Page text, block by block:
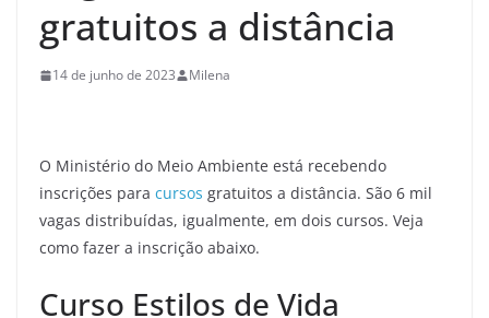
gratuitos a distância
14 de junho de 2023 Milena
O Ministério do Meio Ambiente está recebendo
inscrições para cursos gratuitos a distância. São 6 mil
vagas distribuídas, igualmente, em dois cursos. Veja
como fazer a inscrição abaixo.
Curso Estilos de Vida